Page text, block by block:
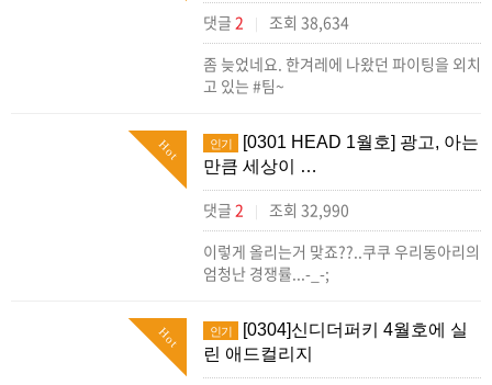
댓글 2 |
조회 38,634
좀 늦었네요. 한겨레에 나왔던 파이팅을 외치
고 있는 #팀~
Hot 인기
[0301 HEAD 1월호] 광고, 아는
만큼 세상이 …
댓글 2 |
조회 32,990
이렇게 올리는거 맞죠??..쿠쿠 우리동아리의
엄청난 경쟁률...-_-;
Hot 인기
[0304]신디더퍼키 4월호에 실
린 애드컬리지